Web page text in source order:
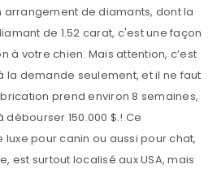
arrangement de diamants, dont la
de 1.52 carat, c'est une façon
à votre chien. Mais attention, c’est
la demande seulement, et il ne faut
prend environ 8 semaines,
150.000 $.! Ce
pour canin ou aussi pour chat,
est surtout localisé aux USA, mais